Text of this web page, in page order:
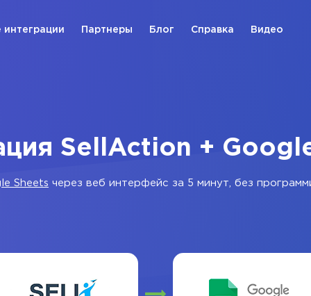
интеграции Партнеры Блог Справка Видео
SellAction +
Sheets через веб интерфейс за 5 минут, без